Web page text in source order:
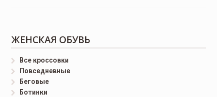
ЖЕНСКАЯ ОБУВЬ
Все кроссовки
Повседневные
Беговые
Ботинки